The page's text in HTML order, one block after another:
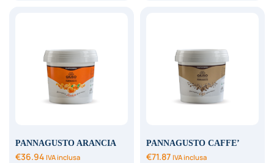
PANNAGUSTO ARANCIA
€36.94 IVA inclusa
PANNAGUSTO CAFFE’
€71.87 IVA inclusa